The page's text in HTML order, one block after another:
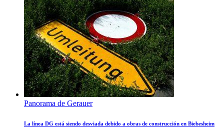
Panorama de Gerauer
La línea DG está siendo desviada debido a obras de construcción en Biebesheim